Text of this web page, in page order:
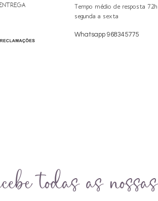
Tempo médio de resposta
segunda a sexta
Whatsapp 968345775
todas as